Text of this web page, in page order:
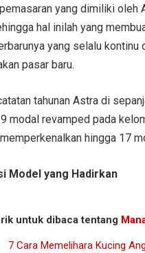
yang dimiliki oleh
hal inilah yang
yang selalu
pasar baru.
tahunan Astra di
modal revamped pada
hingga 17
Model yang Hadirkan
untuk dibaca tentang
7 Cara Memelihara Kucing